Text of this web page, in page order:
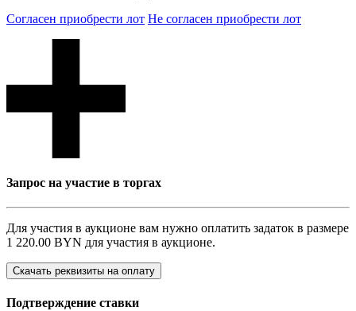
Согласен приобрести лот Не согласен приобрести лот
Запрос на участие в торгах
Для участия в аукционе вам нужно оплатить задаток в размере
1 220.00 BYN для участия в аукционе.
Скачать реквизиты на оплату
Подтверждение ставки